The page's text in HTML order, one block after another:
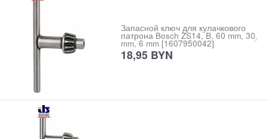
Запасной ключ для кулачкового
патрона Bosch ZS14, B, 60 mm, 30
mm, 6 mm [1607950042]
18,95 BYN